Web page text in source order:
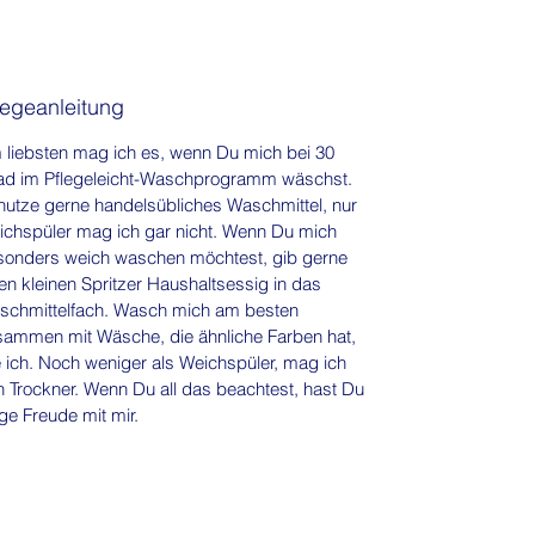
Kleidungsstücke aller Art.
liebsten mag ich es, wenn Du mich bei 30
im Pflegeleicht-Waschprogramm wäschst.
gerne handelsübliches Waschmittel, nur
mag ich gar nicht. Wenn Du mich
weich waschen möchtest, gib gerne
kleinen Spritzer Haushaltsessig in das
Wasch mich am besten
mit Wäsche, die ähnliche Farben hat,
ich. Noch weniger als Weichspüler, mag ich
Trockner. Wenn Du all das beachtest, hast Du
Freude mit mir.